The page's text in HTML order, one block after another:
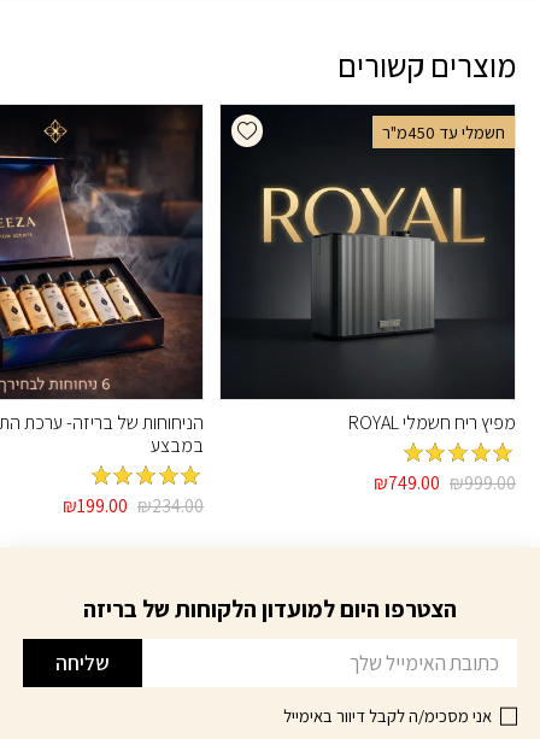
מוצרים קשורים
Add wishlist חשמלי עד 450מ"ר
מפיץ ריח חשמלי ROYAL
מדורג5מתוך₪999.00
המחיר
₪749.00 המחיר
את
הניחוחות של בריזה- ערכת
במבצע
מדורג5מתוך₪234.00
המחיר ₪199.00 המחיר
הצטרפו היום למועדון הלקוחות של בריזה
שליחה
אני מסכימ/ה לקבל דיוור באימייל